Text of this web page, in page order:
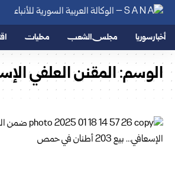
أخبار سوريا مجلس الشعب محليات
الوسم:المقنن العلفي